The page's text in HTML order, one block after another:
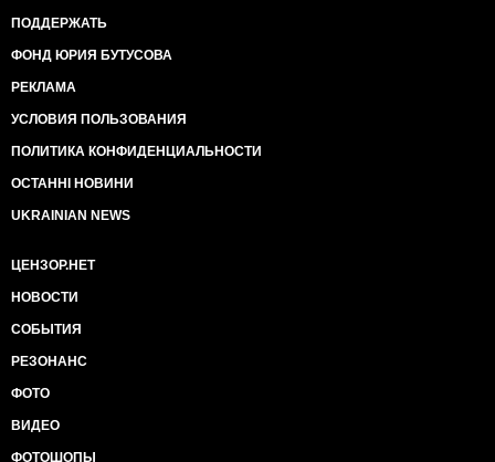
ПОДДЕРЖАТЬ
ФОНД ЮРИЯ БУТУСОВА
РЕКЛАМА
УСЛОВИЯ ПОЛЬЗОВАНИЯ
ПОЛИТИКА КОНФИДЕНЦИАЛЬНОСТИ
ОСТАННІ НОВИНИ
UKRAINIAN NEWS
ЦЕНЗОР.НЕТ
НОВОСТИ
СОБЫТИЯ
РЕЗОНАНС
ФОТО
ВИДЕО
ФОТОШОПЫ